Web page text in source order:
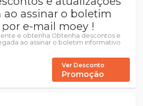
ao assinar o boletim
e-mail moey !
e obtenha Obtenha descontos e
ao assinar o boletim informativo
Ver Desconto
Promoção